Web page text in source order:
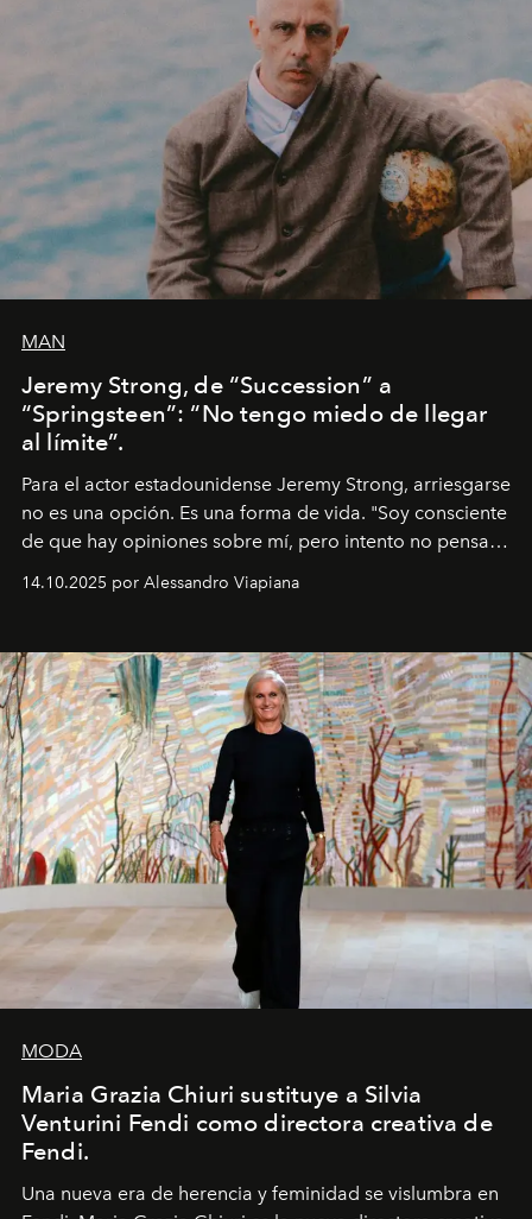
MAN
Jeremy Strong, de “Succession” a
“Springsteen”: “No tengo miedo de llegar
al límite”.
Para el actor estadounidense Jeremy Strong, arriesgarse
no es una opción. Es una forma de vida. "Soy consciente
de que hay opiniones sobre mí, pero intento no pensar
demasiado en cómo me perciben. Creo que es una
pérdida de tiempo", afirma.
14.10.2025 por Alessandro Viapiana
MODA
Maria Grazia Chiuri sustituye a Silvia
Venturini Fendi como directora creativa de
Fendi.
Una nueva era de herencia y feminidad se vislumbra en